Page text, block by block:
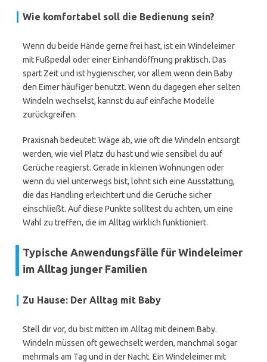
Wie komfortabel soll die Bedienung sein?
Wenn du beide Hände gerne frei hast, ist ein Windeleimer
mit Fußpedal oder einer Einhandöffnung praktisch. Das
spart Zeit und ist hygienischer, vor allem wenn dein Baby
den Eimer häufiger benutzt. Wenn du dagegen eher selten
Windeln wechselst, kannst du auf einfache Modelle
zurückgreifen.
Praxisnah bedeutet: Wäge ab, wie oft die Windeln entsorgt
werden, wie viel Platz du hast und wie sensibel du auf
Gerüche reagierst. Gerade in kleinen Wohnungen oder
wenn du viel unterwegs bist, lohnt sich eine Ausstattung,
die das Handling erleichtert und die Gerüche sicher
einschließt. Auf diese Punkte solltest du achten, um eine
Wahl zu treffen, die im Alltag wirklich funktioniert.
Typische Anwendungsfälle für Windeleimer
im Alltag junger Familien
Zu Hause: Der Alltag mit Baby
Stell dir vor, du bist mitten im Alltag mit deinem Baby.
Windeln müssen oft gewechselt werden, manchmal sogar
mehrmals am Tag und in der Nacht. Ein Windeleimer mit